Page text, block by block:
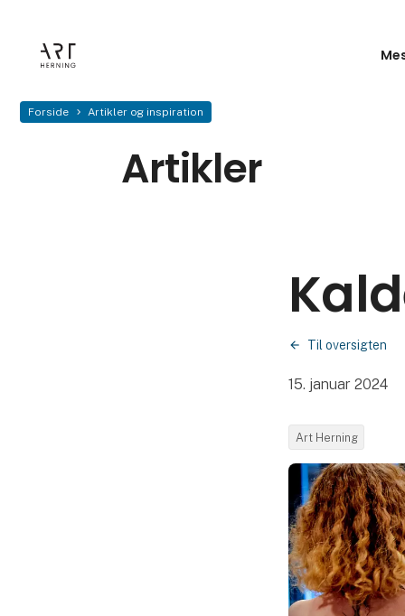
Forside Artikler og inspiration
Artikler
Til oversigten
15. januar 2024
Art Herning